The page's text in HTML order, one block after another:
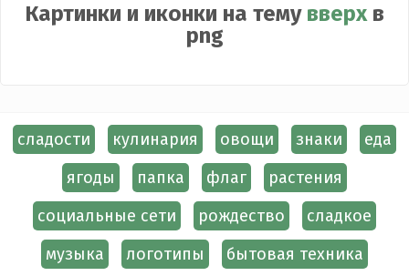
Картинки и иконки на тему вверхв
png
сладости кулинария овощи знаки
еда
ягоды
папка флаг
растения
социальные сети
рождество
сладкое
музыка
логотипы бытовая техника